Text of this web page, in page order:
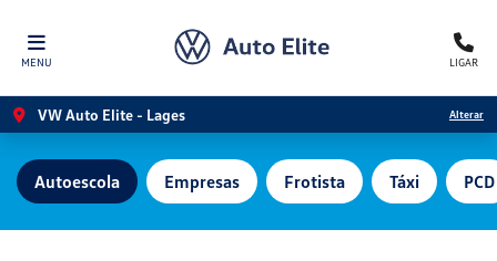
MENU LIGAR
VW Auto Elite - Lages Alterar
Empresas Frotista Táxi PCD
Autoescola